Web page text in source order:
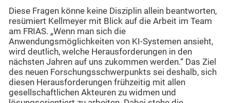
Diese Fragen könne keine Disziplin allein beantworten,
resümiert Kellmeyer mit Blick auf die Arbeit im Team
am FRIAS. „Wenn man sich die
Anwendungsmöglichkeiten von KI-Systemen ansieht,
wird deutlich, welche Herausforderungen in den
nächsten Jahren auf uns zukommen werden.“ Das Ziel
des neuen Forschungsschwerpunkts sei deshalb, sich
diesen Herausforderungen frühzeitig mit allen
gesellschaftlichen Akteuren zu widmen und